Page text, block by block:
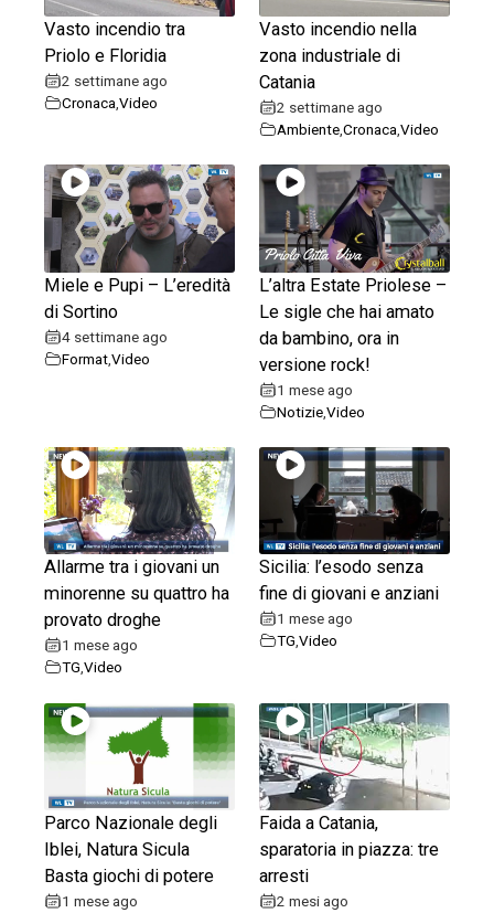
Vasto incendio tra
Priolo e Floridia
2 settimane ago
Cronaca Video
Vasto incendio nella
zona industriale di
Catania
2 settimane ago
Ambiente,Cronaca ,Video
Miele e Pupi – L’eredità
di Sortino
4 settimane ago
FormatVideo
L’altra Estate Priolese –
Le sigle che hai amato
da bambino, ora in
versione rock!
1 mese ago
Notizie,Video
Allarme tra i giovani un
minorenne su quattro ha
provato droghe
1 mese ago
TG Video
Sicilia: l’esodo senza
fine di giovani e anziani
1 mese ago
TG ,Video
Parco Nazionale degli
Iblei, Natura Sicula
Basta giochi di potere
1 mese ago
Faida a Catania,
sparatoria in piazza: tre
arresti
2 mesi ago